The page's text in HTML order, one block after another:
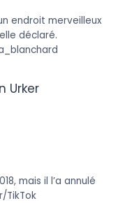
endroit merveilleux
déclaré.
mais il l’a annulé
TikTok